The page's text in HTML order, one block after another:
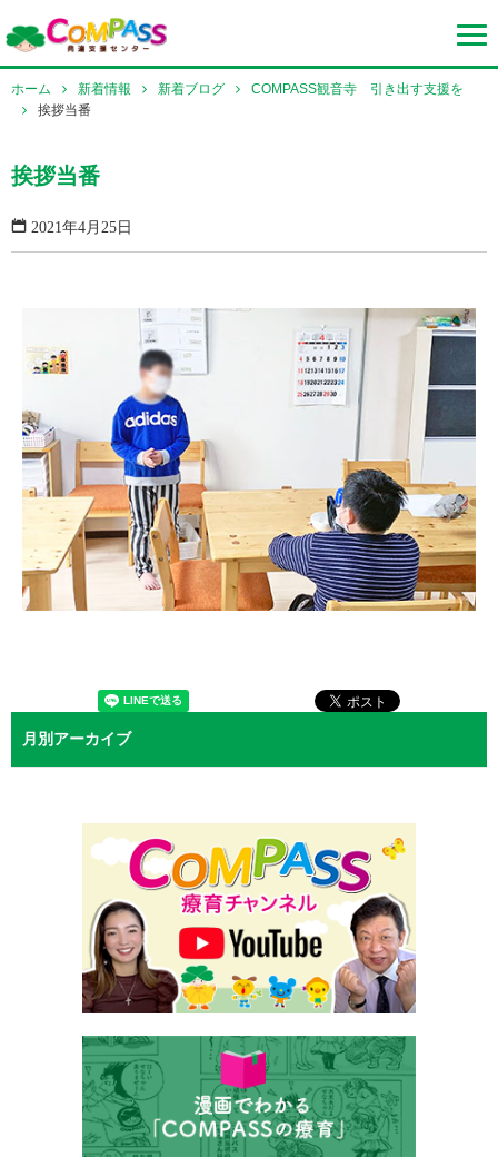
ホーム 新着情報 新着ブログ
COMPASS観音寺 引き出す支援を
挨拶当番
挨拶当番
2021年4月25日
月別アーカイブ